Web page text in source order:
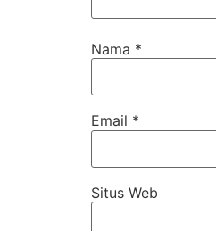
Nama *
Email *
Situs Web